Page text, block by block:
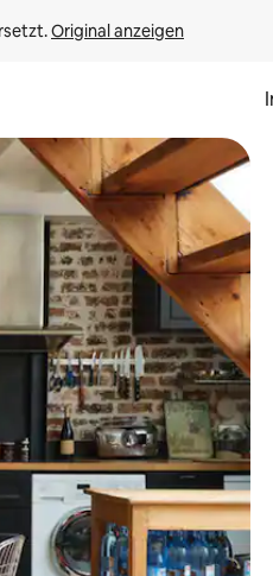
Original anzeigen
Ergebnisse durch Berühren